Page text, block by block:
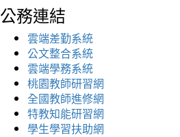
公務連結
雲端差勤系統
公文整合系統
雲端學務系統
桃園教師研習網
全國教師進修網
特教知能研習網
學生學習扶助網